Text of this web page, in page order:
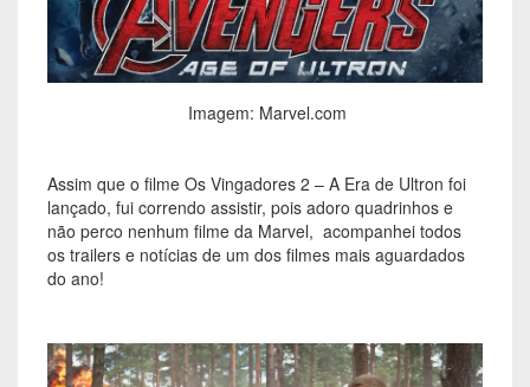
Imagem: Marvel.com
Assim que o filme Os Vingadores 2 – A Era de Ultron foi
lançado, fui correndo assistir, pois adoro quadrinhos e
não perco nenhum filme da Marvel, acompanhei todos
os trailers e notícias de um dos filmes mais aguardados
do ano!